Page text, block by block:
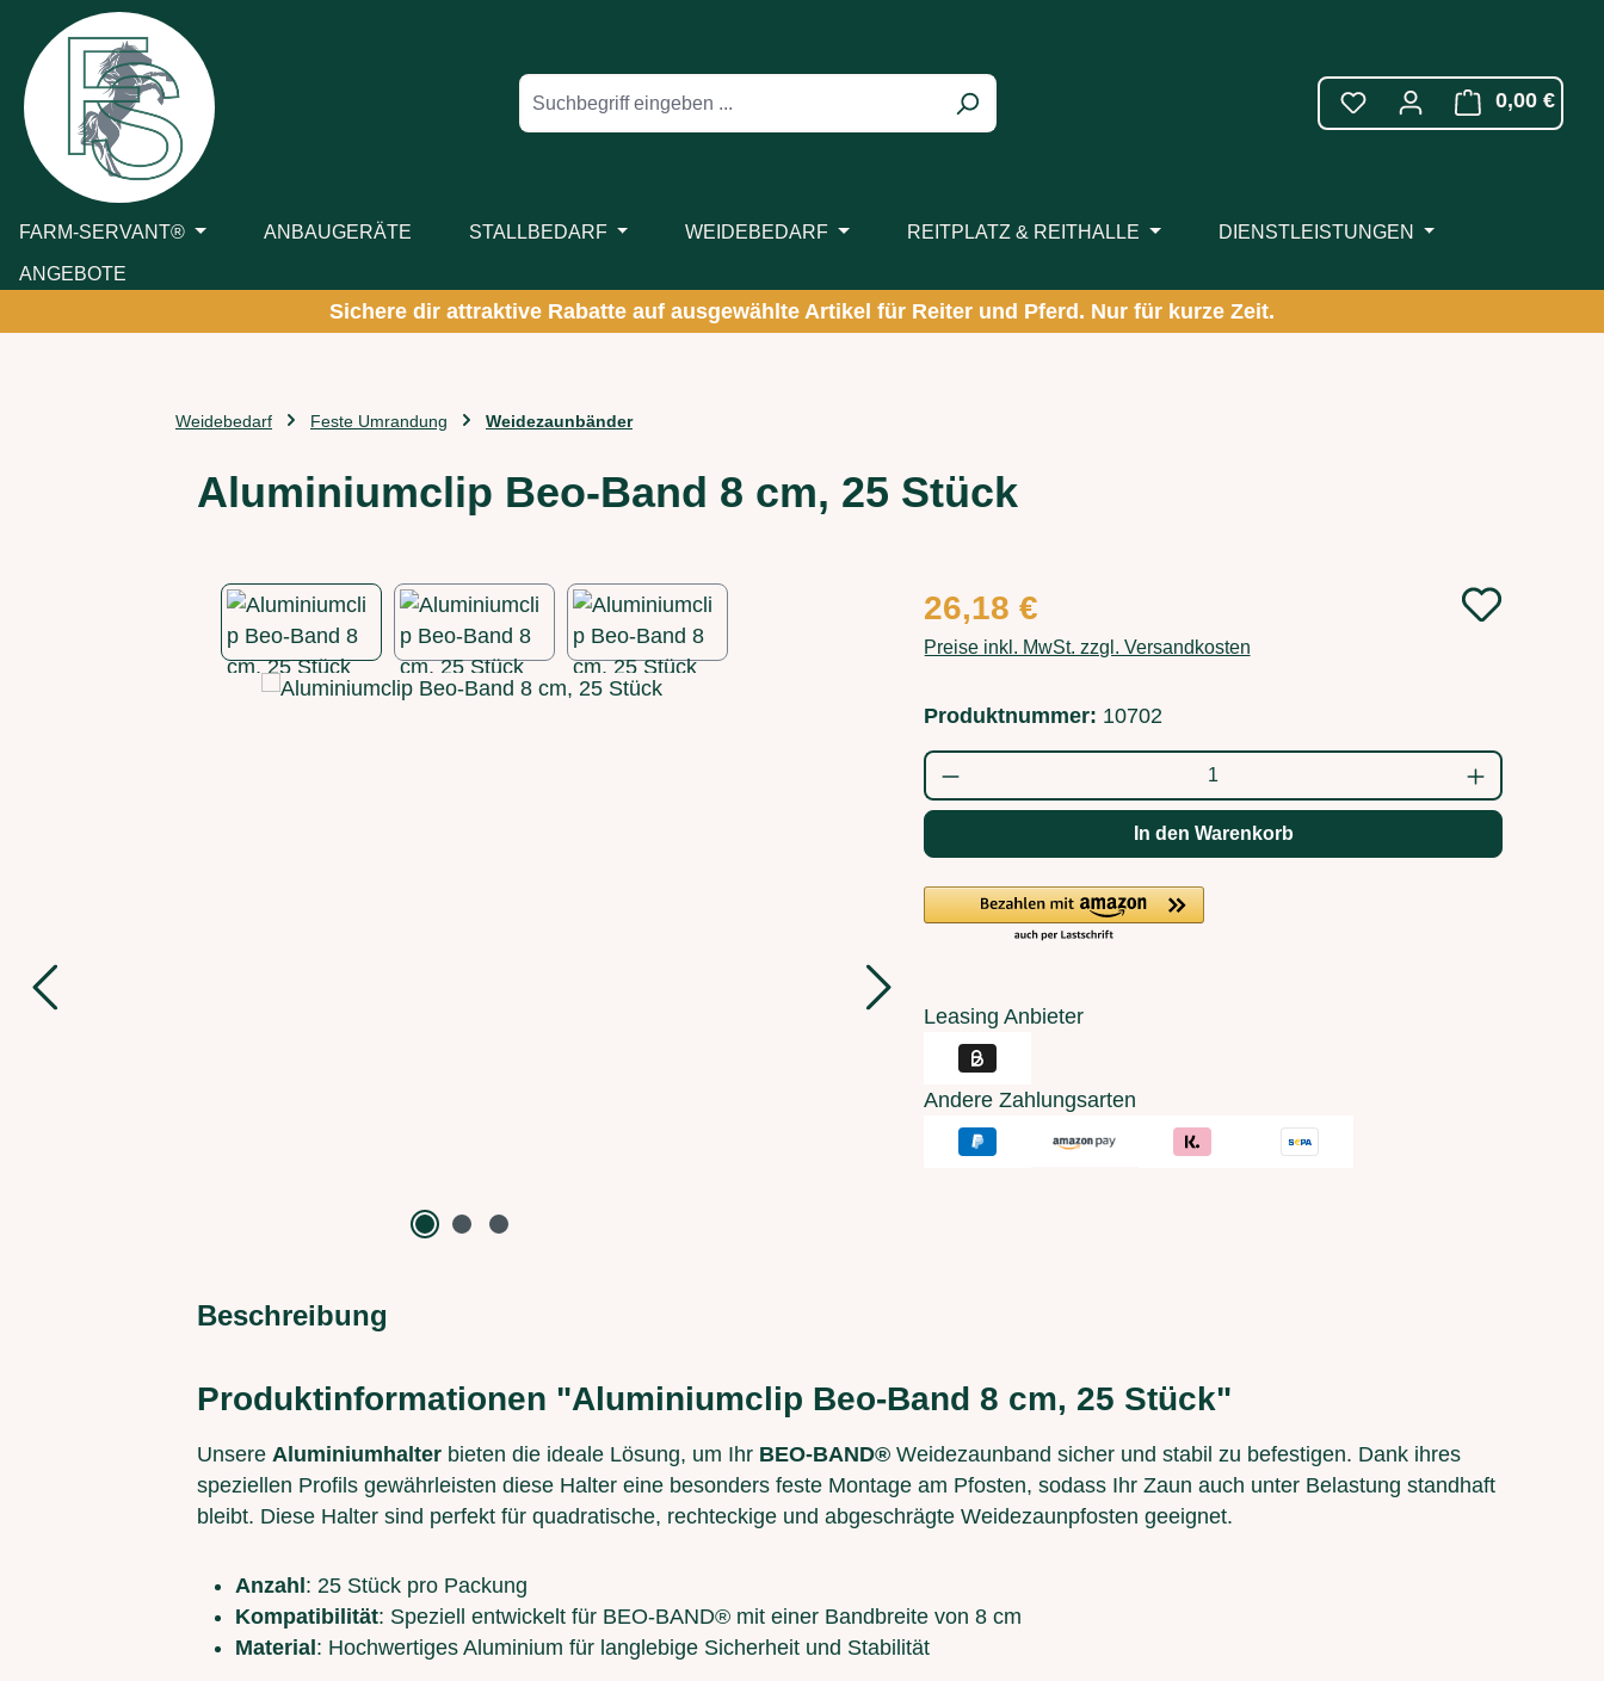
Hauptinhalt springen
Zur Suche springen
Zur Hauptnavigation springen
0,00 €
FARM-SERVANT® ANBAUGERÄTE STALLBEDARF WEIDEBEDARF REITPLATZ & REITHALLE DIENSTLEISTUNGEN
ANGEBOTE
Sichere dir attraktive Rabatte auf ausgewählte Artikel für Reiter und Pferd. Nur für kurze Zeit.
Weidebedarf Feste Umrandung Weidezaunbänder
Aluminiumclip Beo-Band 8 cm, 25 Stück
Bildergalerie überspringen Regulärer Preis:
26,18 €
Preise inkl. MwSt. zzgl. Versandkosten
Produktnummer: 10702
Produkt Anzahl: Gib den gewünschten Wert ein
In den Warenkorb
Leasing Anbieter
Andere Zahlungsarten
Beschreibung
Produktinformationen "Aluminiumclip Beo-Band 8 cm, 25 Stück"
Unsere Aluminiumhalter bieten die ideale Lösung, um Ihr BEO-BAND® Weidezaunband sicher und stabil zu befestigen. Dank ihres
speziellen Profils gewährleisten diese Halter eine besonders feste Montage am Pfosten, sodass Ihr Zaun auch unter Belastung standhaft
bleibt. Diese Halter sind perfekt für quadratische, rechteckige und abgeschrägte Weidezaunpfosten geeignet.
Anzahl : 25 Stück pro Packung
Kompatibilität: Speziell entwickelt für BEO-BAND® mit einer Bandbreite von 8 cm
Material : Hochwertiges Aluminium für langlebige Sicherheit und Stabilität